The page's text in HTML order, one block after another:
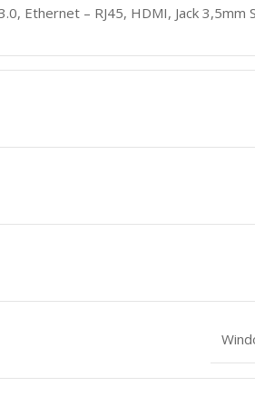
, Ethernet – RJ45, HDMI, Jack 3,5mm